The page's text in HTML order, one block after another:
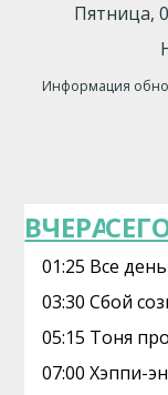
Пятница,
Информация
ВЧЕРА
01:25 Все
03:30 Сбой
05:15 Тоня
07:00 Хэппи-